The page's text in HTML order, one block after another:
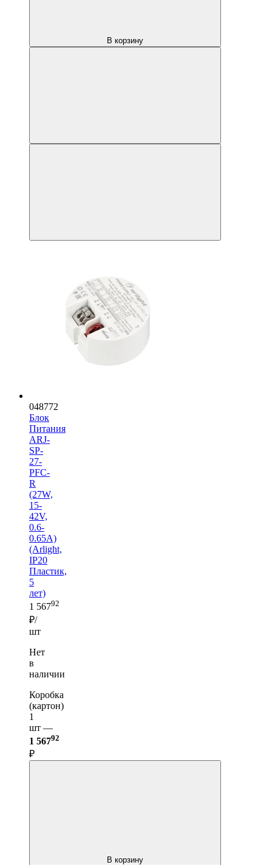
В корзину
048772
Блок
Питания
ARJ-
SP-
27-
PFC-
R
(27W,
15-
42V,
0.6-
0.65A)
(Arlight,
IP20
Пластик,
5
лет)
1 56792
₽/
шт
Нет
в
наличии
Коробка
(картон)
1
шт —
1 56792
₽
В корзину